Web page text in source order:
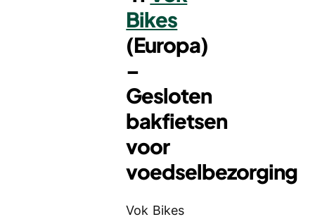
Bikes
(Europa)
–
Gesloten
bakfietsen
voor
voedselbezorging
Vok Bikes